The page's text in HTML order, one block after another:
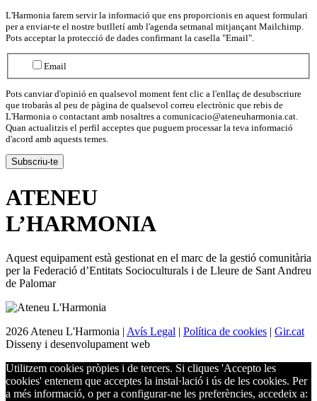
L'Harmonia farem servir la informació que ens proporcionis en aquest formulari
per a enviar-te el nostre butlletí amb l'agenda setmanal mitjançant Mailchimp.
Pots acceptar la protecció de dades confirmant la casella "Email".
Email
Pots canviar d'opinió en qualsevol moment fent clic a l'enllaç de desubscriure
que trobaràs al peu de pàgina de qualsevol correu electrònic que rebis de
L'Harmonia o contactant amb nosaltres a comunicacio@ateneuharmonia.cat.
Quan actualitzis el perfil acceptes que puguem processar la teva informació
d'acord amb aquests temes.
ATENEU
L’HARMONIA
Aquest equipament està gestionat en el marc de la gestió comunitària
per la Federació d’Entitats Socioculturals i de Lleure de Sant Andreu
de Palomar
2026 Ateneu L'Harmonia | Avís Legal | Política de cookies | Gir.cat
Disseny i desenvolupament web
Utilitzem cookies pròpies i de tercers. Si cliques 'Accepto les
cookies' entenem que acceptes la instal·lació i ús de les cookies. Per
a més informació, o per a configurar-ne les preferències, accedeix a: